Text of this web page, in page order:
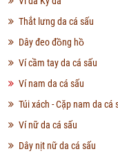
Thắt lưng da cá sấu
Dây đeo đồng hồ
Ví cầm tay da cá sấu
Ví nam da cá sấu
Túi xách - Cặp nam da cá
Ví nữ da cá sấu
Dây nịt nữ da cá sấu